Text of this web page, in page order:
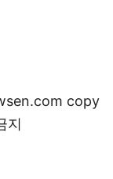
copy
지